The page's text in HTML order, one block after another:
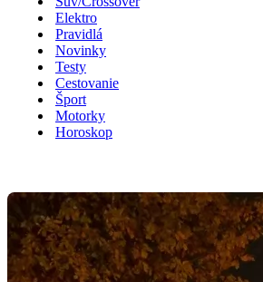
Elektro
Pravidlá
Novinky
Testy
Cestovanie
Šport
Motorky
Horoskop